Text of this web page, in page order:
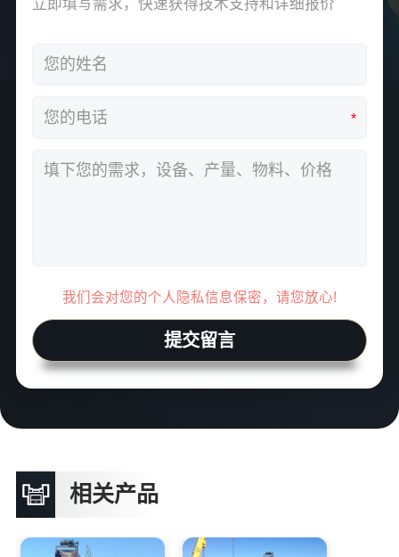
立即填写需求，快速获得技术支持和详细报价
*
我们会对您的个人隐私信息保密，请您放心!
提交留言
相关产品